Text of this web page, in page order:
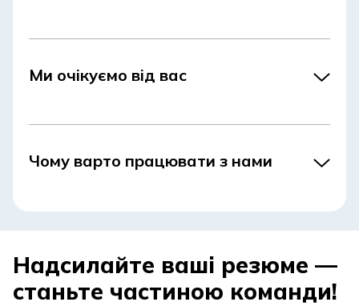
Ми очікуємо від вас
Чому варто працювати з нами
Надсилайте ваші резюме —
станьте частиною команди!